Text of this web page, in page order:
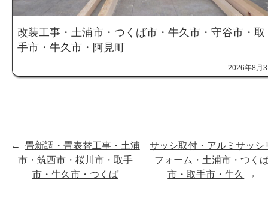
改装工事・土浦市・つくば市・牛久市・守谷市・取
手市・牛久市・阿見町
2026年8月
← 畳新調・畳表替工事・土浦
市・筑西市・桜川市・取手
市・牛久市・つくば
サッシ取付・アルミサッシ
フォーム・土浦市・つく
市・取手市・牛久
→